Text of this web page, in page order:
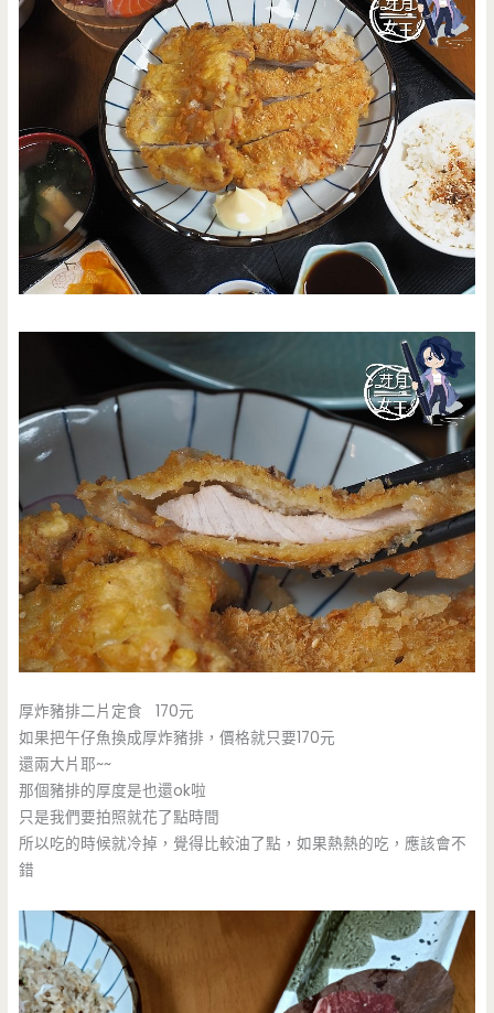
厚炸豬排二片定食 170元
如果把午仔魚換成厚炸豬排，價格就只要170元
還兩大片耶~~
那個豬排的厚度是也還ok啦
只是我們要拍照就花了點時間
所以吃的時候就冷掉，覺得比較油了點，如果熱熱的吃，應該會不
錯